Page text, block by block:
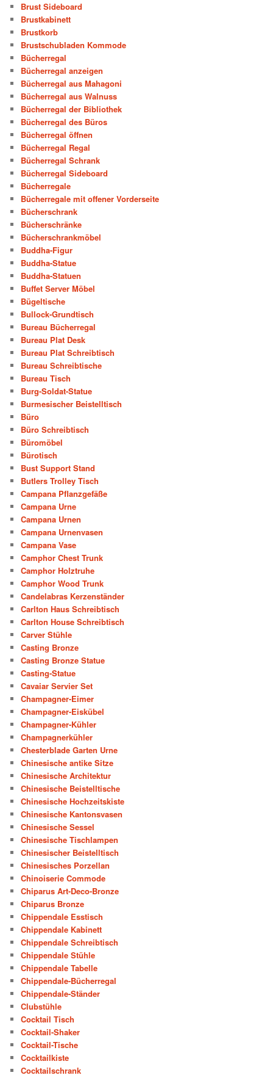
Brust Sideboard
Brustkabinett
Brustkorb
Brustschubladen Kommode
Bücherregal
Bücherregal anzeigen
Bücherregal aus Mahagoni
Bücherregal aus Walnuss
Bücherregal der Bibliothek
Bücherregal des Büros
Bücherregal öffnen
Bücherregal Regal
Bücherregal Schrank
Bücherregal Sideboard
Bücherregale
Bücherregale mit offener Vorderseite
Bücherschrank
Bücherschränke
Bücherschrankmöbel
Buddha-Figur
Buddha-Statue
Buddha-Statuen
Buffet Server Möbel
Bügeltische
Bullock-Grundtisch
Bureau Bücherregal
Bureau Plat Desk
Bureau Plat Schreibtisch
Bureau Schreibtische
Bureau Tisch
Burg-Soldat-Statue
Burmesischer Beistelltisch
Büro
Büro Schreibtisch
Büromöbel
Bürotisch
Bust Support Stand
Butlers Trolley Tisch
Campana Pflanzgefäße
Campana Urne
Campana Urnen
Campana Urnenvasen
Campana Vase
Camphor Chest Trunk
Camphor Holztruhe
Camphor Wood Trunk
Candelabras Kerzenständer
Carlton Haus Schreibtisch
Carlton House Schreibtisch
Carver Stühle
Casting Bronze
Casting Bronze Statue
Casting-Statue
Cavaiar Servier Set
Champagner-Eimer
Champagner-Eiskübel
Champagner-Kühler
Champagnerkühler
Chesterblade Garten Urne
Chinesische antike Sitze
Chinesische Architektur
Chinesische Beistelltische
Chinesische Hochzeitskiste
Chinesische Kantonsvasen
Chinesische Sessel
Chinesische Tischlampen
Chinesischer Beistelltisch
Chinesisches Porzellan
Chinoiserie Commode
Chiparus Art-Deco-Bronze
Chiparus Bronze
Chippendale Esstisch
Chippendale Kabinett
Chippendale Schreibtisch
Chippendale Stühle
Chippendale Tabelle
Chippendale-Bücherregal
Chippendale-Ständer
Clubstühle
Cocktail Tisch
Cocktail-Shaker
Cocktail-Tische
Cocktailkiste
Cocktailschrank